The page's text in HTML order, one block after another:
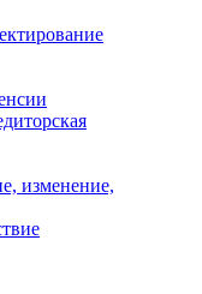
изменение,